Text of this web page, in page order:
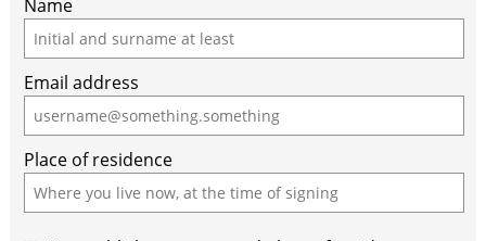
Name
Email address
Place of residence